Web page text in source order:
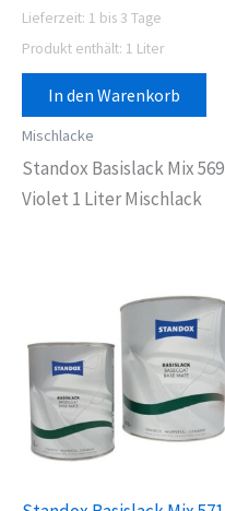
Lieferzeit: 1 bis 3 Tage
Produkt enthält: 1 Liter
In den Warenkorb
Mischlacke
Standox Basislack Mix 569
Violet 1 Liter Mischlack